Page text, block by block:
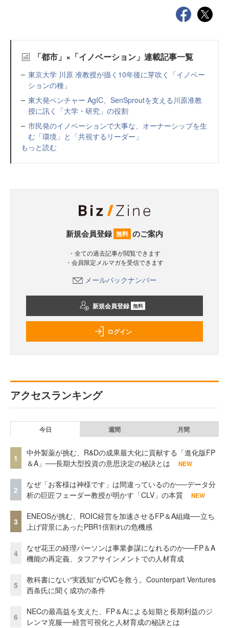
「都市」×「イノベーション」連載記事一覧
東京大学 川原 准教授が描く10年後に芽吹く「イノベー
ションの種」
東大発ベンチャー AgIC、SenSproutを支える川原准教
授に訊く「大学・研究」の役割
市民発のイノベーションで大事な、オーナーシップを生
む「環境」と「共視するリーダー」
もっと読む
新規会員登録 無料 のご案内
・全ての過去記事が閲覧できます
・会員限定メルマガを受信できます
メールバックナンバー
新規会員登録 無料
ログイン
アクセスランキング
今日 週間 月間
1
中外製薬が挑む、R&Dの成果最大化に貢献する「進化版FP
＆A」──長期大型投資の意思決定の秘訣とは
NEW
2
なぜ「お客様は神様です」は間違っているのか──データ分
析の巨匠フェーダー教授が明かす「CLV」の本質
NEW
3
ENEOSが挑む、ROIC経営を加速させるFP＆A組織──立ち
上げ背景にあったPBR1倍割れの危機感
4
なぜ花王の経理パーソンは事業参謀になれるのか──FP＆A
機能の再定義、タフアサインメントでの人材育成
5
教科書にない“実践知”がCVCを救う。Counterpart Ventures
西条氏に聞く成功の条件
6
NECの最高益を支えた、FP＆Aによる短期と長期利益のジ
レンマ克服──経営可視化と人材育成の秘訣とは